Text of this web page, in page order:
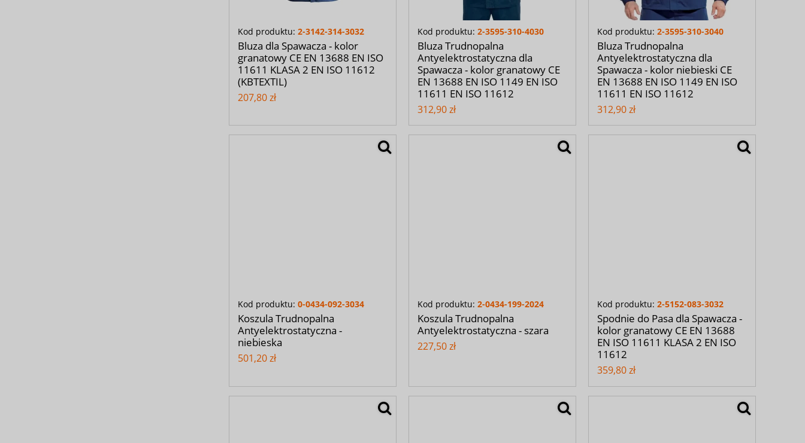
Kod produktu: 2-3142-314-3032
Bluza dla Spawacza - kolor
granatowy CE EN 13688 EN ISO
11611 KLASA 2 EN ISO 11612
(KBTEXTIL)
207,80 zł
Kod produktu: 2-3595-310-4030
Bluza Trudnopalna
Antyelektrostatyczna dla
Spawacza - kolor granatowy CE
EN 13688 EN ISO 1149 EN ISO
11611 EN ISO 11612
312,90 zł
Kod produktu: 2-3595-310-3040
Bluza Trudnopalna
Antyelektrostatyczna dla
Spawacza - kolor niebieski CE
EN 13688 EN ISO 1149 EN ISO
11611 EN ISO 11612
312,90 zł
Kod produktu: 0-0434-092-3034
Koszula Trudnopalna
Antyelektrostatyczna -
niebieska
501,20 zł
Kod produktu: 2-0434-199-2024
Koszula Trudnopalna
Antyelektrostatyczna - szara
227,50 zł
Kod produktu: 2-5152-083-3032
Spodnie do Pasa dla Spawacza -
kolor granatowy CE EN 13688
EN ISO 11611 KLASA 2 EN ISO
11612
359,80 zł